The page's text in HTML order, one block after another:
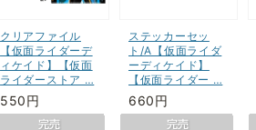
クリアファイル
【仮面ライダーデ
ィケイド】【仮面
ライダーストア …
550円
ステッカーセッ
ト/A【仮面ライダ
ーディケイド】
【仮面ライダー …
660円